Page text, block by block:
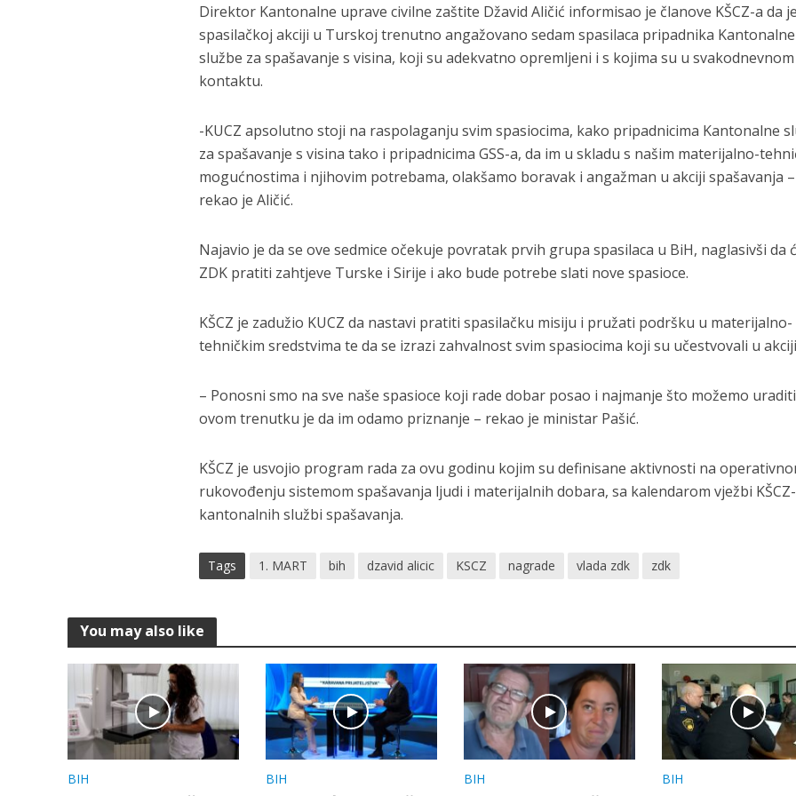
Direktor Kantonalne uprave civilne zaštite Džavid Aličić informisao je članove KŠCZ-a da
spasilačkoj akciji u Turskoj trenutno angažovano sedam spasilaca pripadnika Kantonalne
službe za spašavanje s visina, koji su adekvatno opremljeni i s kojima su u svakodnevnom
kontaktu.
-KUCZ apsolutno stoji na raspolaganju svim spasiocima, kako pripadnicima Kantonalne
za spašavanje s visina tako i pripadnicima GSS-a, da im u skladu s našim materijalno-
mogućnostima i njihovim potrebama, olakšamo boravak i angažman u akciji spašavanja –
rekao je Aličić.
Najavio je da se ove sedmice očekuje povratak prvih grupa spasilaca u BiH, naglasivši da
ZDK pratiti zahtjeve Turske i Sirije i ako bude potrebe slati nove spasioce.
KŠCZ je zadužio KUCZ da nastavi pratiti spasilačku misiju i pružati podršku u materijalno-
tehničkim sredstvima te da se izrazi zahvalnost svim spasiocima koji su učestvovali u
– Ponosni smo na sve naše spasioce koji rade dobar posao i najmanje što možemo
ovom trenutku je da im odamo priznanje – rekao je ministar Pašić.
KŠCZ je usvojio program rada za ovu godinu kojim su definisane aktivnosti na
rukovođenju sistemom spašavanja ljudi i materijalnih dobara, sa kalendarom vježbi
kantonalnih službi spašavanja.
Tags 1. MART bih dzavid alicic KSCZ nagrade vlada zdk zdk
You may also like
BIH BIH BIH BIH